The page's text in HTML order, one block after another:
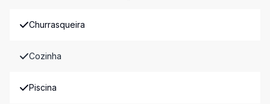
Churrasqueira
Cozinha
Piscina